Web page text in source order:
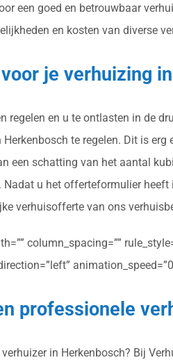
een goed en betrouwbaar
en kosten van diverse
je verhuizing
en u te ontlasten in de
te regelen. Dit is
een schatting van het aantal
u het offerteformulier
verhuisofferte van ons
column_spacing=””
professionele
in Herkenbosch? Bij